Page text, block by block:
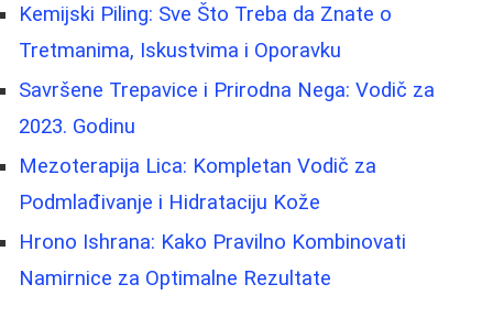
Kemijski Piling: Sve Što Treba da Znate o
Tretmanima, Iskustvima i Oporavku
Savršene Trepavice i Prirodna Negа: Vodič za
2023. Godinu
Mezoterapija Lica: Kompletan Vodič za
Podmlađivanje i Hidrataciju Kože
Hrono Ishrana: Kako Pravilno Kombinovati
Namirnice za Optimalne Rezultate